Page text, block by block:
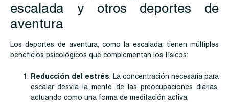
escalada y otros deportes de
aventura
Los deportes de aventura, como la escalada, tienen múltiples
beneficios psicológicos que complementan los físicos:
Reducción del estrés: La concentración necesaria para
escalar desvía la mente de las preocupaciones diarias,
actuando como una forma de meditación activa.